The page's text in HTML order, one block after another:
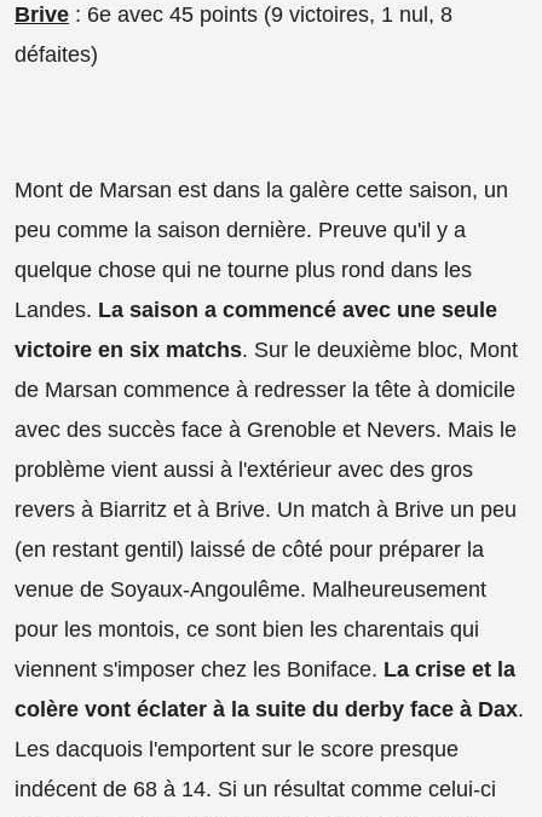
Brive : 6e avec 45 points (9 victoires, 1 nul, 8
défaites)
Mont de Marsan est dans la galère cette saison, un
peu comme la saison dernière. Preuve qu'il y a
quelque chose qui ne tourne plus rond dans les
Landes. La saison a commencé avec une seule
victoire en six matchs. Sur le deuxième bloc, Mont
de Marsan commence à redresser la tête à domicile
avec des succès face à Grenoble et Nevers. Mais le
problème vient aussi à l'extérieur avec des gros
revers à Biarritz et à Brive. Un match à Brive un peu
(en restant gentil) laissé de côté pour préparer la
venue de Soyaux-Angoulême. Malheureusement
pour les montois, ce sont bien les charentais qui
viennent s'imposer chez les Boniface. La crise et la
colère vont éclater à la suite du derby face à Dax.
Les dacquois l'emportent sur le score presque
indécent de 68 à 14. Si un résultat comme celui-ci